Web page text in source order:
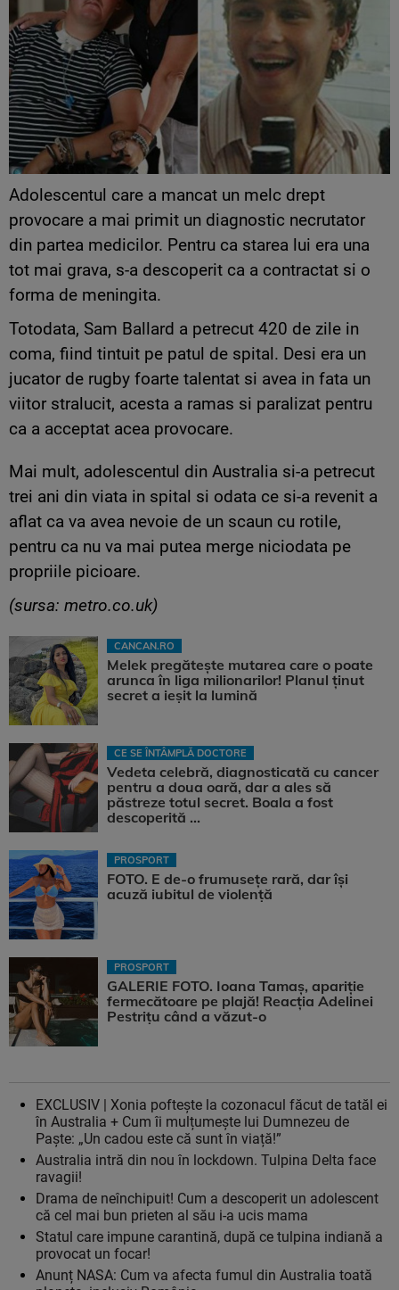
Adolescentul care a mancat un melc drept
provocare a mai primit un diagnostic necrutator
din partea medicilor. Pentru ca starea lui era una
tot mai grava, s-a descoperit ca a contractat si o
forma de meningita.
Totodata, Sam Ballard a petrecut 420 de zile in
coma, fiind tintuit pe patul de spital. Desi era un
jucator de rugby foarte talentat si avea in fata un
viitor stralucit, acesta a ramas si paralizat pentru
ca a acceptat acea provocare.
Mai mult, adolescentul din Australia si-a petrecut
trei ani din viata in spital si odata ce si-a revenit a
aflat ca va avea nevoie de un scaun cu rotile,
pentru ca nu va mai putea merge niciodata pe
propriile picioare.
(sursa: metro.co.uk)
CANCAN.RO
Melek pregătește mutarea care o poate
arunca în liga milionarilor! Planul ținut
secret a ieșit la lumină
CE SE ÎNTÂMPLĂ DOCTORE
Vedeta celebră, diagnosticată cu cancer
pentru a doua oară, dar a ales să
păstreze totul secret. Boala a fost
descoperită ...
PROSPORT
FOTO. E de-o frumusețe rară, dar își
acuză iubitul de violență
PROSPORT
GALERIE FOTO. Ioana Tamaş, apariție
fermecătoare pe plajă! Reacția Adelinei
Pestrițu când a văzut-o
EXCLUSIV | Xonia poftește la cozonacul făcut de tatăl ei
în Australia + Cum îi mulțumește lui Dumnezeu de
Paște: „Un cadou este că sunt în viață!”
Australia intră din nou în lockdown. Tulpina Delta face
ravagii!
Drama de neînchipuit! Cum a descoperit un adolescent
că cel mai bun prieten al său i-a ucis mama
Statul care impune carantină, după ce tulpina indiană a
provocat un focar!
Anunț NASA: Cum va afecta fumul din Australia toată